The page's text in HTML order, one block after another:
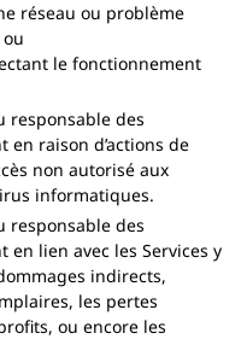
réseau ou problème
le fonctionnement
responsable des
en raison d’actions de
non autorisé aux
informatiques.
responsable des
en lien avec les Services y
indirects,
les pertes
ou encore les